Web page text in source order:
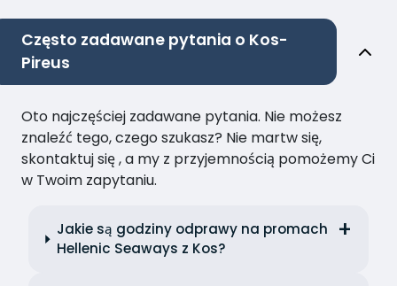
Często zadawane pytania o Kos-
Pireus
Oto najczęściej zadawane pytania. Nie możesz
znaleźć tego, czego szukasz? Nie martw się,
skontaktuj się , a my z przyjemnością pomożemy Ci
w Twoim zapytaniu.
Jakie są godziny odprawy na promach
Hellenic Seaways z Kos?